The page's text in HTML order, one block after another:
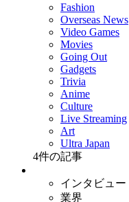
Fashion
Overseas News
Video Games
Movies
Going Out
Gadgets
Trivia
Anime
Culture
Live Streaming
Art
Ultra Japan
4件の記事
インタビュー
業界